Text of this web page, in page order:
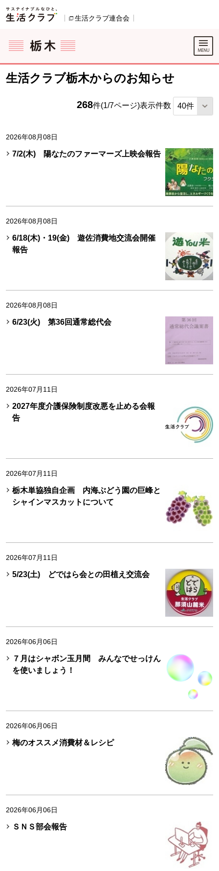
ページの先頭です。
生活クラブ連合会
ここからサイト内共通メニューです。
サイト内共通メニューをスキップする
サイト内共通メニューここまで。
生活クラブ栃木からのお知らせ
268件(1/7ページ)表示件数
2026年08月08日
7/2(木) 陽なたのファーマーズ上映会報告
2026年08月08日
6/18(木)・19(金) 遊佐消費地交流会開催
報告
2026年08月08日
6/23(火) 第36回通常総代会
2026年07月11日
2027年度介護保険制度改悪を止める会報
告
2026年07月11日
栃木単協独自企画 内海ぶどう園の巨峰と
シャインマスカットについて
2026年07月11日
5/23(土) どではら会との田植え交流会
2026年06月06日
７月はシャボン玉月間 みんなでせっけん
を使いましょう！
2026年06月06日
梅のオススメ消費材＆レシピ
2026年06月06日
ＳＮＳ部会報告